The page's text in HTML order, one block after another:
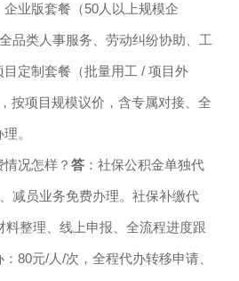
业版套餐（50人以上规模企
品类人事服务、劳动纠纷协助、工
定制套餐（批量用工 / 项目外
按项目规模议价，含专属对接、全
。
情况怎样？ 答 ：社保公积金单独代
减员业务免费办理。社保补缴代
料整理、线上申报、全流程进度跟
80元/人/次，全程代办转移申请、